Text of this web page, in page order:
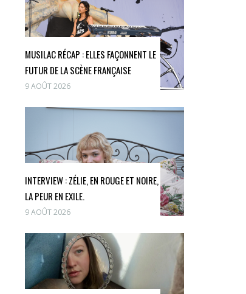
MUSILAC RÉCAP : ELLES FAÇONNENT LE
FUTUR DE LA SCÈNE FRANÇAISE
9 AOÛT 2026
INTERVIEW : ZÉLIE, EN ROUGE ET NOIRE,
LA PEUR EN EXILE.
9 AOÛT 2026